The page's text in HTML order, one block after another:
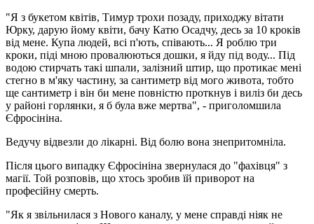
"Я з букетом квітів, Тимур трохи позаду, приходжу вітати
Юрку, дарую йому квіти, бачу Катю Осадчу, десь за 10 кроків
від мене. Купа людей, всі п'ють, співають... Я роблю три
кроки, піді мною провалюються дошки, я йду під воду... Під
водою стирчать такі шпали, залізний штир, що протикає мені
стегно в м'яку частину, за сантиметр від мого живота, тобто
ще сантиметр і він би мене повністю проткнув і виліз би десь
у районі горлянки, я б була вже мертва", - приголомшила
Єфросініна.
Ведучу відвезли до лікарні. Від болю вона знепритомніла.
Після цього випадку Єфросініна звернулася до "фахівця" з
магії. Той розповів, що хтось зробив їй приворот на
професійну смерть.
"Як я звільнилася з Нового каналу, у мене справді ніяк не